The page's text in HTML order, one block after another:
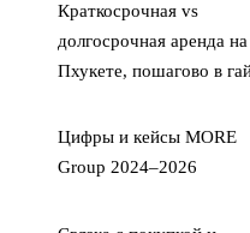
Краткосрочная vs
долгосрочная аренда на
Пхукете, пошагово в
Цифры и кейсы MORE
Group 2024–2026